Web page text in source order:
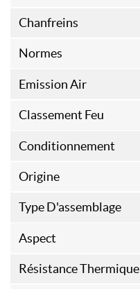
Chanfreins
Normes
Emission Air
Classement Feu
Conditionnement
Origine
Type D'assemblage
Aspect
Résistance Thermique